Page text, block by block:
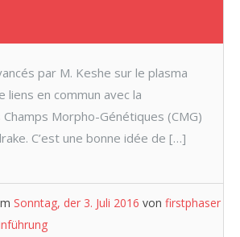
par M. Keshe sur le plasma
liens en commun avec la
Morpho-Génétiques (CMG)
C’est une bonne idée de […]
Sonntag, der 3. Juli 2016 von firstphaser